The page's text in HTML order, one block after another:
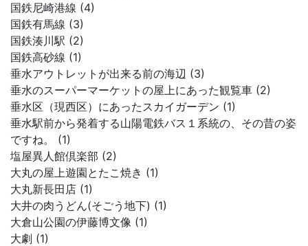
国鉄尼崎港線 (4)
国鉄有馬線 (3)
国鉄湊川駅 (2)
国鉄高砂線 (1)
垂水アウトレットが出来る前の海辺 (3)
垂水のスーパーマーケットの屋上にあった観覧車 (2)
垂水区（現西区）にあったスカイガーデン (1)
垂水駅前から発着する山陽電鉄バス１系統の、その昔の姿
ですね。 (1)
塩屋異人館倶楽部 (2)
大丸の屋上遊園とたこ焼き (1)
大丸新長田店 (1)
大井の肉うどん(そごう地下) (1)
大倉山公園の伊藤博文像 (1)
大劇 (1)